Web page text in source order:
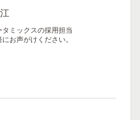
ミックスの採用担当
お声がけください。